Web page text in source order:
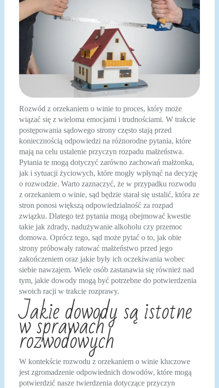
Rozwód z orzekaniem o winie to proces, który może
wiązać się z wieloma emocjami i trudnościami. W trakcie
postępowania sądowego strony często stają przed
koniecznością odpowiedzi na różnorodne pytania, które
mają na celu ustalenie przyczyn rozpadu małżeństwa.
Pytania te mogą dotyczyć zarówno zachowań małżonka,
jak i sytuacji życiowych, które mogły wpłynąć na decyzję
o rozwodzie. Warto zaznaczyć, że w przypadku rozwodu
z orzekaniem o winie, sąd będzie starał się ustalić, która ze
stron ponosi większą odpowiedzialność za rozpad
związku. Dlatego też pytania mogą obejmować kwestie
takie jak zdrady, nadużywanie alkoholu czy przemoc
domowa. Oprócz tego, sąd może pytać o to, jak obie
strony próbowały ratować małżeństwo przed jego
zakończeniem oraz jakie były ich oczekiwania wobec
siebie nawzajem. Wiele osób zastanawia się również nad
tym, jakie dowody mogą być potrzebne do potwierdzenia
swoich racji w trakcie rozprawy.
Jakie dowody są istotne
w sprawach
rozwodowych
W kontekście rozwodu z orzekaniem o winie kluczowe
jest zgromadzenie odpowiednich dowodów, które mogą
potwierdzić nasze twierdzenia dotyczące przyczyn